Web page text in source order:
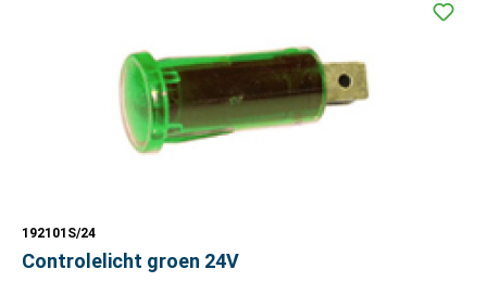
192101S/24
Controlelicht groen 24V